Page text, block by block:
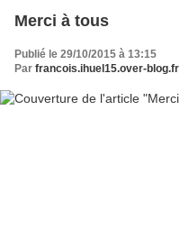
Merci à tous
Publié le 29/10/2015 à 13:15
Par francois.ihuel15.over-blog.fr